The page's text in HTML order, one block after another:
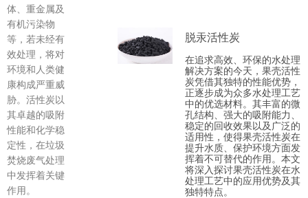
体、重金属及
有机污染物
等，若未经有
效处理，将对
环境和人类健
康构成严重威
胁。活性炭以
其卓越的吸附
性能和化学稳
定性，在垃圾
焚烧废气处理
中发挥着关键
作用。
脱汞活性炭
在追求高效、环保的水处理
解决方案的今天，果壳活性
炭凭借其独特的性能优势，
正逐步成为众多水处理工艺
中的优选材料。其丰富的微
孔结构、强大的吸附能力、
稳定的回收效果以及广泛的
适用性，使得果壳活性炭在
提升水质、保护环境方面发
挥着不可替代的作用。本文
将深入探讨果壳活性炭在水
处理工艺中的应用优势及其
独特特点。